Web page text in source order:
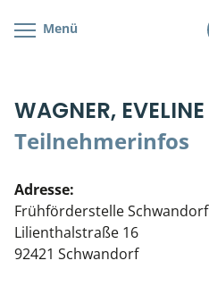
Menü
WAGNER, EVELINE
Teilnehmerinfos
Adresse:
Frühförderstelle
Lilienthalstraße 16
92421 Schwandorf
Cranial/Neurale Osteopathie
Parietale Osteopathie
Viszerale Osteopathie
Klinische & Praktische Kurse
Bonus-Programm
Veranstaltungsticket DB
Wissenswertes
Teilnehmerliste
Stellenbörse
Soziales Engagement